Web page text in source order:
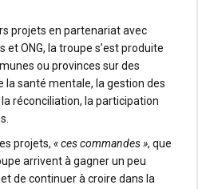
projets en partenariat avec
ONG, la troupe s’est produite
ou provinces sur des
la santé mentale, la gestion des
réconciliation, la participation
projets, « ces commandes », que
arrivent à gagner un peu
de continuer à croire dans la